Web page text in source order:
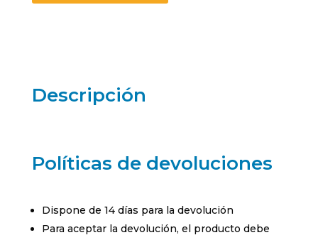
Descripción
Políticas de devoluciones
Dispone de 14 días para la devolución
Para aceptar la devolución, el producto debe